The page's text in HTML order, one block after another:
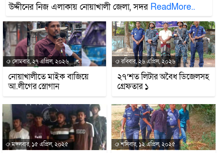
উদ্দীনের নিজ এলাকায় নোয়াখালী জেলা, সদর ReadMore..
সোমবার, ২৭ এপ্রিল, ২০২৬
নোয়াখালীতে মাইক বাজিয়ে
আ.লীগের স্লোগান
রবিবার, ২৬ এপ্রিল, ২০২৬
২৭’শত লিটার অবৈধ ডিজেলসহ
গ্রেফতার ১
মঙ্গলবার, ১৫ এপ্রিল, ২০২৫ শনিবার, ১২ এপ্রিল, ২০২৫